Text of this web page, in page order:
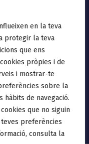
en la teva
protegir la teva
que ens
pròpies i de
i mostrar-te
sobre la
hàbits de navegació.
que no siguin
preferències
consulta la